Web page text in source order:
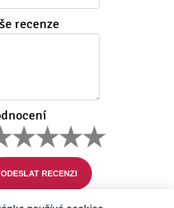
recenze
ODESLAT RECENZI